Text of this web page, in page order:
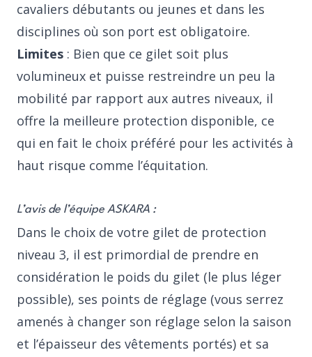
cavaliers débutants ou jeunes et dans les
disciplines où son port est obligatoire.
Limites : Bien que ce gilet soit plus
volumineux et puisse restreindre un peu la
mobilité par rapport aux autres niveaux, il
offre la meilleure protection disponible, ce
qui en fait le choix préféré pour les activités à
haut risque comme l’équitation.
L’avis de l’équipe ASKARA :
Dans le choix de votre gilet de protection
niveau 3, il est primordial de prendre en
considération le poids du gilet (le plus léger
possible), ses points de réglage (vous serrez
amenés à changer son réglage selon la saison
et l’épaisseur des vêtements portés) et sa